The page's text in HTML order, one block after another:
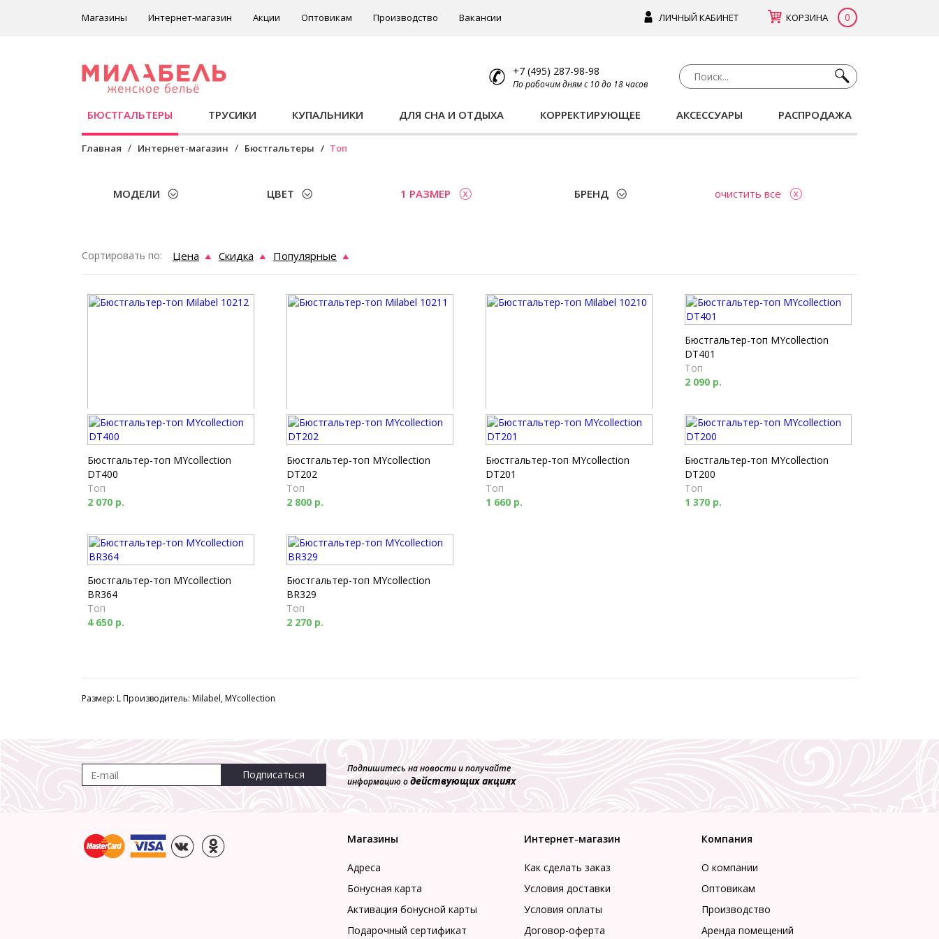
ЛИЧНЫЙ КАБИНЕТ КОРЗИНА 0
Магазины Интернет-магазин Акции Оптовикам Производство Вакансии
+7 (495) 287-98-98
По рабочим дням с 10 до 18 часов
БЮСТГАЛЬТЕРЫ ТРУСИКИ КУПАЛЬНИКИ ДЛЯ СНА И ОТДЫХА КОРРЕКТИРУЮЩЕЕ АКСЕССУАРЫ РАСПРОДАЖА
Главная Интернет-магазин Бюстгальтеры Топ
МОДЕЛИ ЦВЕТ 1 РАЗМЕР БРЕНД очистить все
Сортировать по: Цена Скидка Популярные
Бюстгальтер-топ Milabel 10212
Топ
1 770 р.
Бюстгальтер-топ Milabel 10211
Топ
1 600 р.
Бюстгальтер-топ Milabel 10210
Топ
1 730 р.
Бюстгальтер-топ MYcollection
DT401
Топ
2 090 р.
Бюстгальтер-топ MYcollection
DT400
Топ
2 070 р.
Бюстгальтер-топ MYcollection
DT202
Топ
2 800 р.
Бюстгальтер-топ MYcollection
DT201
Топ
1 660 р.
Бюстгальтер-топ MYcollection
DT200
Топ
1 370 р.
Бюстгальтер-топ MYcollection
BR364
Топ
4 650 р.
Бюстгальтер-топ MYcollection
BR329
Топ
2 270 р.
Размер: L Производитель: Milabel, MYcollection
Подписаться
Подпишитесь на новости и получайте
информацию одействующих акциях
Магазины
Адреса
Бонусная карта
Активация бонусной карты
Подарочный сертификат
Интернет-магазин
Как сделать заказ
Условия доставки
Условия оплаты
Договор-оферта
Компания
О компании
Оптовикам
Производство
Аренда помещений